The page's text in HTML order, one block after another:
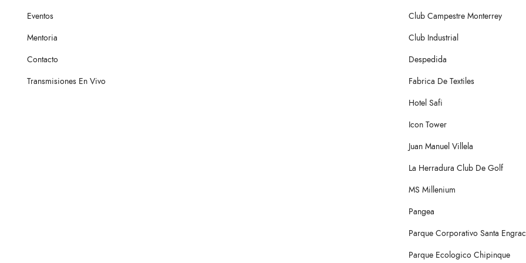
Eventos
Mentoria
Contacto
Transmisiones En Vivo
Club Campestre Monterrey
Club Industrial
Despedida
Fabrica De Textiles
Hotel Safi
Icon Tower
Juan Manuel Villela
La Herradura Club De Golf
MS Millenium
Pangea
Parque Corporativo Santa
Parque Ecologico Chipinque